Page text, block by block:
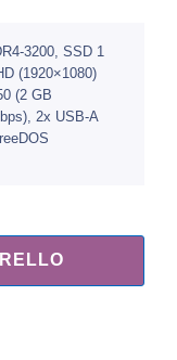
3200, SSD 1
(1920×1080)
(2 GB
2x USB-A